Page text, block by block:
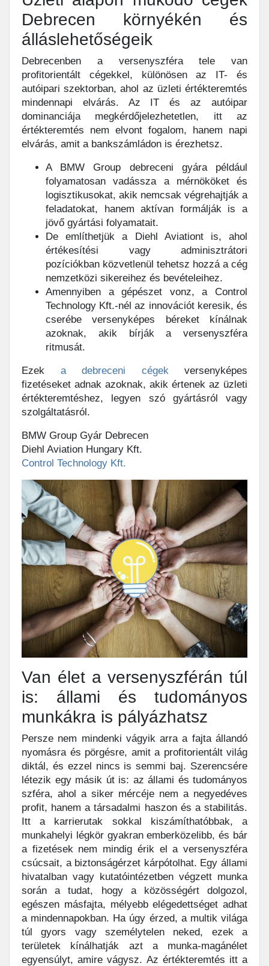
Debrecen környékén és
álláslehetőségeik
Debrecenben a versenyszféra tele van
profitorientált cégekkel, különösen az IT- és
autóipari szektorban, ahol az üzleti értékteremtés
mindennapi elvárás. Az IT és az autóipar
dominanciája megkérdőjelezhetetlen, itt az
értékteremtés nem elvont fogalom, hanem napi
elvárás, amit a bankszámládon is érezhetsz.
A BMW Group debreceni gyára például
folyamatosan vadássza a mérnököket és
logisztikusokat, akik nemcsak végrehajtják a
feladatokat, hanem aktívan formálják is a
jövő gyártási folyamatait.
De említhetjük a Diehl Aviationt is, ahol
értékesítési vagy adminisztrátori
pozíciókban közvetlenül tehetsz hozzá a cég
nemzetközi sikereihez és bevételeihez.
Amennyiben a gépészet vonz, a Control
Technology Kft.-nél az innovációt keresik, és
cserébe versenyképes béreket kínálnak
azoknak, akik bírják a versenyszféra
ritmusát.
Ezek a debreceni cégek versenyképes
fizetéseket adnak azoknak, akik értenek az üzleti
értékteremtéshez, legyen szó gyártásról vagy
szolgáltatásról.
BMW Group Gyár Debrecen
Diehl Aviation Hungary Kft.
Control Technology Kft.
Van élet a versenyszférán túl
is: állami és tudományos
munkákra is pályázhatsz
Persze nem mindenki vágyik arra a fajta állandó
nyomásra és pörgésre, amit a profitorientált világ
diktál, és ezzel nincs is semmi baj. Szerencsére
létezik egy másik út is: az állami és tudományos
szféra, ahol a siker mércéje nem a negyedéves
profit, hanem a társadalmi haszon és a stabilitás.
Itt a karrierutak sokkal kiszámíthatóbbak, a
munkahelyi légkör gyakran emberközelibb, és bár
a fizetések nem mindig érik el a versenyszféra
csúcsait, a biztonságérzet kárpótolhat. Egy állami
hivatalban vagy kutatóintézetben végzett munka
során a tudat, hogy a közösségért dolgozol,
egészen másfajta, mélyebb elégedettséget adhat
a mindennapokban. Ha úgy érzed, a multik világa
túl gyors vagy személytelen neked, ezek a
területek kínálhatják azt a munka-magánélet
egyensúlyt, amire vágysz. Az értékteremtés itt a